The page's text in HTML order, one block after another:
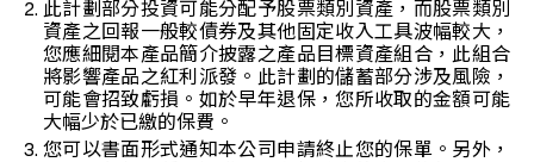
此計劃部分投資可能分配予股票類別資產，而股票類別
資產之回報一般較債券及其他固定收入工具波幅較大，
您應細閱本產品簡介披露之產品目標資產組合，此組合
將影響產品之紅利派發。此計劃的儲蓄部分涉及風險，
可能會招致虧損。如於早年退保，您所收取的金額可能
大幅少於已繳的保費。
您可以書面形式通知本公司申請終止您的保單。另外，